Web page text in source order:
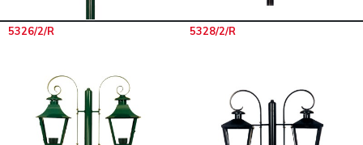
5326/2/R 5328/2/R